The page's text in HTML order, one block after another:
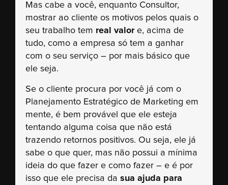
Mas cabe a você, enquanto Consultor,
mostrar ao cliente os motivos pelos quais o
seu trabalho tem real valore, acima de
tudo, como a empresa só tem a ganhar
com o seu serviço – por mais básico que
ele seja.
Se o cliente procura por você já com o
Planejamento Estratégico de Marketing em
mente, é bem provável que ele esteja
tentando alguma coisa que não está
trazendo retornos positivos. Ou seja, ele já
sabe o que quer, mas não possui a mínima
ideia do que fazer e como fazer – e é por
isso que ele precisa da sua ajuda para